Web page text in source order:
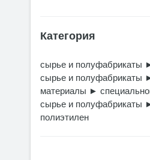
Категория
сырье и полуфабрикаты
сырье и полуфабрикаты
материалы ►
сырье и полуфабрикаты
полиэтилен